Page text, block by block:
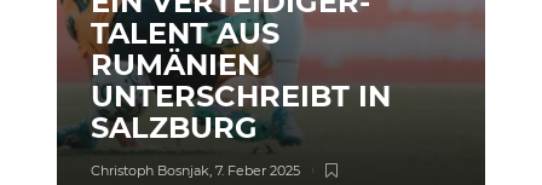
TALENT AUS
RUMÄNIEN
UNTERSCHREIBT IN
SALZBURG
Christoph Bosnjak 7. Feber 2025